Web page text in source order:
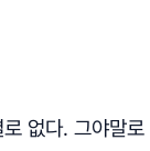
없다. 그야말로